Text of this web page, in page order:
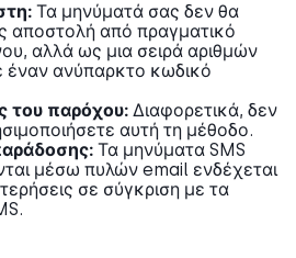
Τα μηνύματά σας δεν θα
αποστολή από πραγματικό
αλλά ως μια σειρά αριθμών
έναν ανύπαρκτο κωδικό
του παρόχου: Διαφορετικά, δεν
αυτή τη μέθοδο.
Τα μηνύματα SMS
μέσω πυλών email ενδέχεται
σε σύγκριση με τα